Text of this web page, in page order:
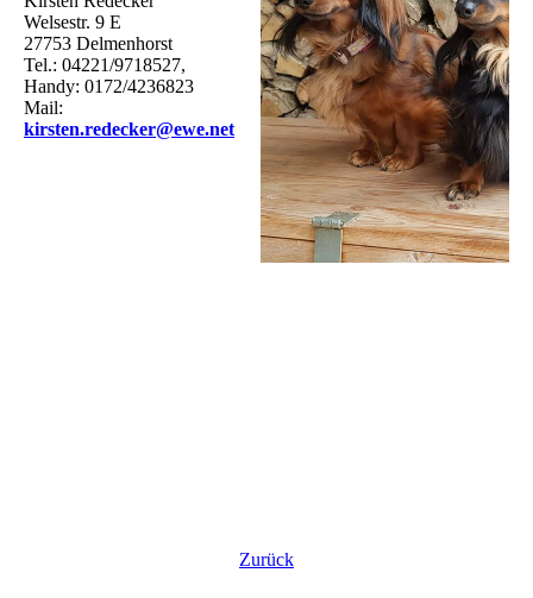
Welsestr. 9 E
27753 Delmenhorst
Tel.: 04221/9718527,
Handy: 0172/4236823
Mail:
kirsten.redecker@ewe.net
Zurück